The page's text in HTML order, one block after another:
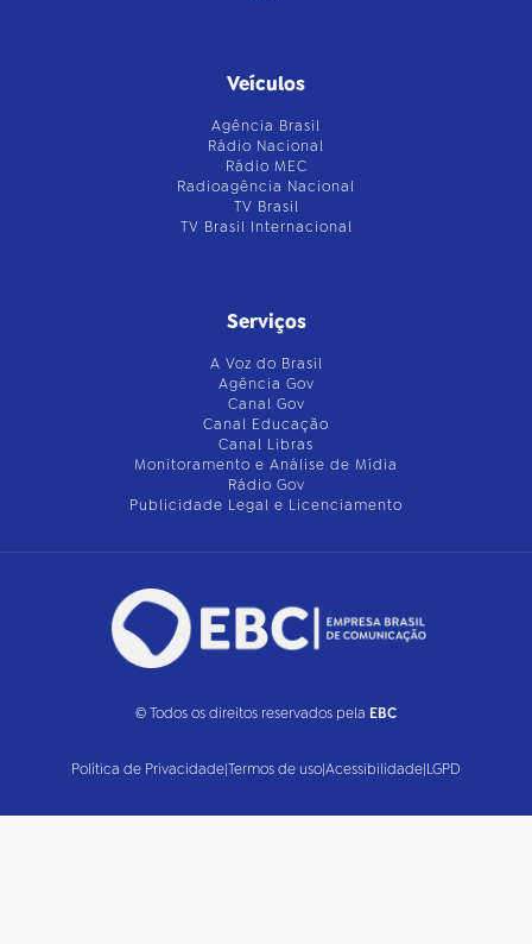
Veículos
Agência Brasil
Rádio Nacional
Rádio MEC
Radioagência Nacional
TV Brasil
TV Brasil Internacional
Serviços
A Voz do Brasil
Agência Gov
Canal Gov
Canal Educação
Canal Libras
Monitoramento e Análise de Mídia
Rádio Gov
Publicidade Legal e Licenciamento
© Todos os direitos reservados pela EBC
Política de Privacidade|Termos de uso|Acessibilidade|LGPD